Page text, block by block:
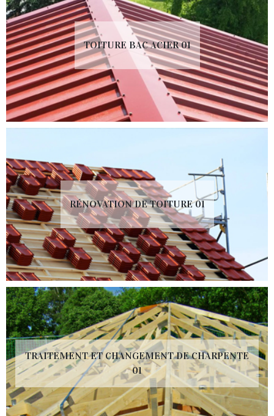
TOITURE BAC ACIER 01
RÉNOVATION DE TOITURE 01
TRAITEMENT ET CHANGEMENT DE CHARPENTE
01